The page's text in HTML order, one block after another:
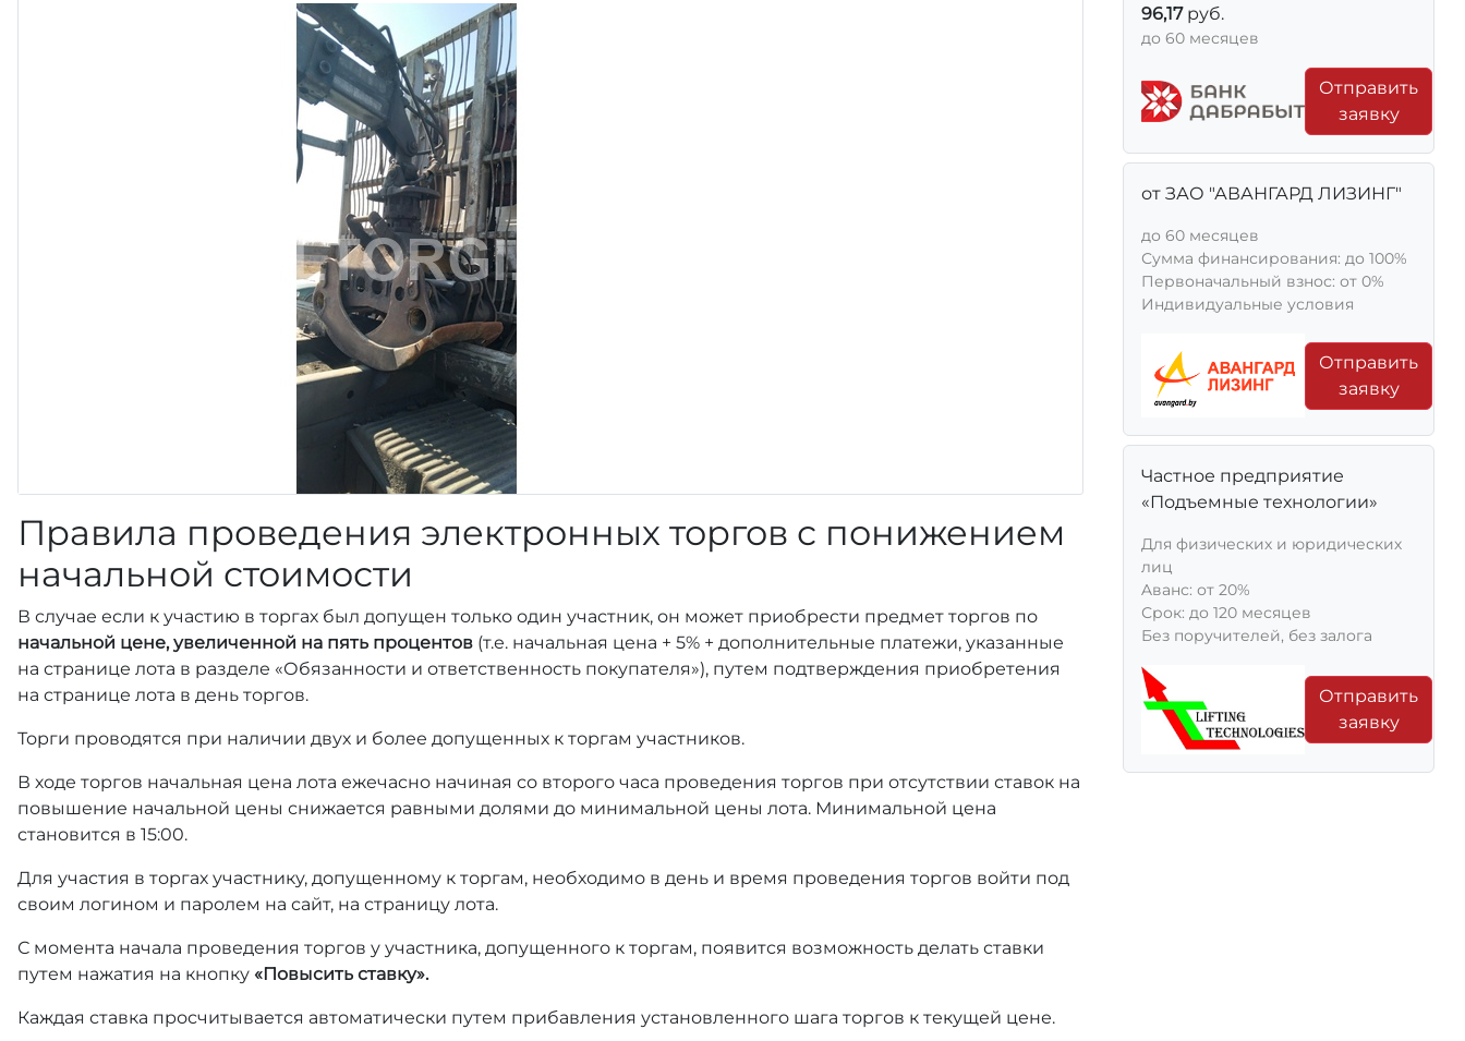
Правила проведения электронных торгов с понижением
начальной стоимости
В случае если к участию в торгах был допущен только один участник, он может приобрести предмет торгов по
начальной цене, увеличенной на пять процентов (т.е. начальная цена + 5% + дополнительные платежи, указанные
на странице лота в разделе «Обязанности и ответственность покупателя»), путем подтверждения приобретения
на странице лота в день торгов.
Торги проводятся при наличии двух и более допущенных к торгам участников.
В ходе торгов начальная цена лота ежечасно начиная со второго часа проведения торгов при отсутствии ставок на
повышение начальной цены снижается равными долями до минимальной цены лота. Минимальной цена
становится в 15:00.
Для участия в торгах участнику, допущенному к торгам, необходимо в день и время проведения торгов войти под
своим логином и паролем на сайт, на страницу лота.
С момента начала проведения торгов у участника, допущенного к торгам, появится возможность делать ставки
путем нажатия на кнопку «Повысить ставку».
Каждая ставка просчитывается автоматически путем прибавления установленного шага торгов к текущей цене.
96,17руб.
до 60 месяцев
Отправить
заявку
от ЗАО "АВАНГАРД ЛИЗИНГ"
до 60 месяцев
Сумма финансирования: до 100%
Первоначальный взнос: от 0%
Индивидуальные условия
Отправить
заявку
Частное предприятие
«Подъемные технологии»
Для физических и юридических
лиц
Aванс: от 20%
Срок: до 120 месяцев
Без поручителей, без залога
Отправить
заявку